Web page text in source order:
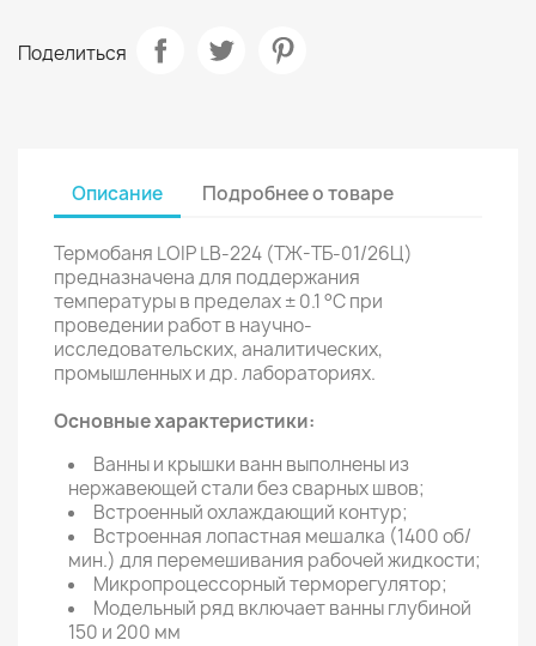
Поделиться
Описание Подробнее о товаре
Термобаня LOIP LB-224 (ТЖ-ТБ-01/26Ц)
предназначена для поддержания
температуры в пределах ± 0.1 °С при
проведении работ в научно-
исследовательских, аналитических,
промышленных и др. лабораториях.
Основные характеристики:
Ванны и крышки ванн выполнены из
нержавеющей стали без сварных швов;
Встроенный охлаждающий контур;
Встроенная лопастная мешалка (1400 об/
мин.) для перемешивания рабочей жидкости;
Микропроцессорный терморегулятор;
Модельный ряд включает ванны глубиной
150 и 200 мм